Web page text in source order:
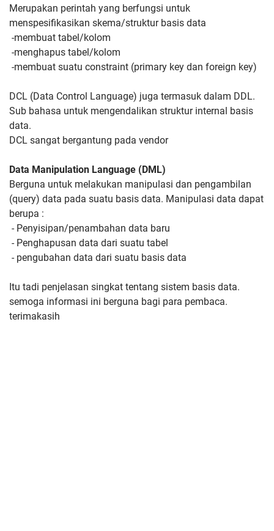
Merupakan perintah yang berfungsi untuk
menspesifikasikan skema/struktur basis data
-membuat tabel/kolom
-menghapus tabel/kolom
-membuat suatu constraint (primary key dan foreign key)
DCL (Data Control Language) juga termasuk dalam DDL.
Sub bahasa untuk mengendalikan struktur internal basis
data.
DCL sangat bergantung pada vendor
Data Manipulation Language (DML)
Berguna untuk melakukan manipulasi dan pengambilan
(query) data pada suatu basis data. Manipulasi data dapat
berupa :
- Penyisipan/penambahan data baru
- Penghapusan data dari suatu tabel
- pengubahan data dari suatu basis data
Itu tadi penjelasan singkat tentang sistem basis data.
semoga informasi ini berguna bagi para pembaca.
terimakasih